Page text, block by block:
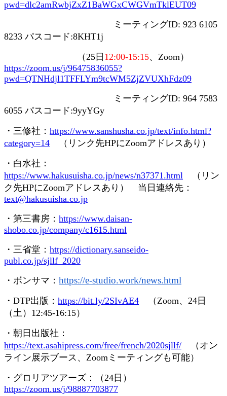
pwd=dlc2amRwbjZxZ1BaWGxCWGVmTklEUT09
ミーティングID: 923 6105
8233 パスコード:8KHT1j
（25 日 12:00-15:15、 Zoom）
https://zoom.us/j/96475836055?
pwd=QTNHdjl1TFFLYm9tcWM5ZjZVUXhFdz09
ミーティングID: 964 7583
6055 パスコード:9yyYGy
・三修社： https://www.sanshusha.co.jp/text/info.html?
category=14 （リンク先HPにZoomアドレスあり）
・白水社：
https://www.hakusuisha.co.jp/news/n37371.html （リン
ク先HPにZoomアドレスあり） 当日連絡先：
text@hakusuisha.co.jp
・第三書房： https://www.daisan-
shobo.co.jp/company/c1615.html
・三省堂： https://dictionary.sanseido-
publ.co.jp/sjllf_2020
・ボンサマ： https://e-studio.work/news.html
・ DTP出版： https://bit.ly/2SIvAE4 （Zoom、 24 日
（土） 12:45-16:15）
・朝日出版社：
https://text.asahipress.com/free/french/2020sjllf/ （オン
ライン展示ブース、 Zoom ミーティングも可能）
・グロリアツアーズ：（24 日）
https://zoom.us/j/98887703877